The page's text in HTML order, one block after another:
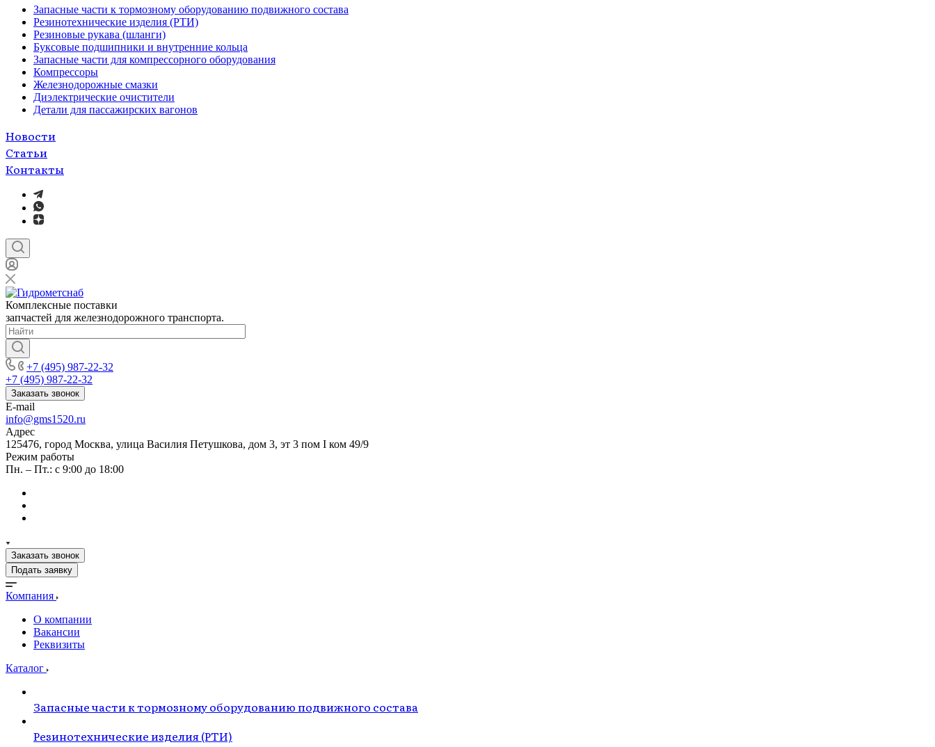
Запасные части к тормозному оборудованию подвижного состава
Резинотехнические изделия (РТИ)
Резиновые рукава (шланги)
Буксовые подшипники и внутренние кольца
Запасные части для компрессорного оборудования
Компрессоры
Железнодорожные смазки
Диэлектрические очистители
Детали для пассажирских вагонов
Новости
Статьи
Контакты
Комплексные поставки
запчастей для железнодорожного транспорта.
+7 (495) 987-22-32
+7 (495) 987-22-32
Заказать звонок
E-mail
info@gms1520.ru
Адрес
125476, город Москва, улица Василия Петушкова, дом 3, эт 3 пом I ком 49/9
Режим работы
Пн. – Пт.: с 9:00 до 18:00
Заказать звонок
Подать заявку
Компания
О компании
Вакансии
Реквизиты
Каталог
Запасные части к тормозному оборудованию подвижного состава
Резинотехнические изделия (РТИ)